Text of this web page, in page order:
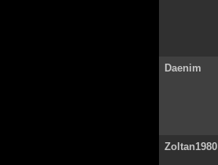
Daenim
Zoltan1980